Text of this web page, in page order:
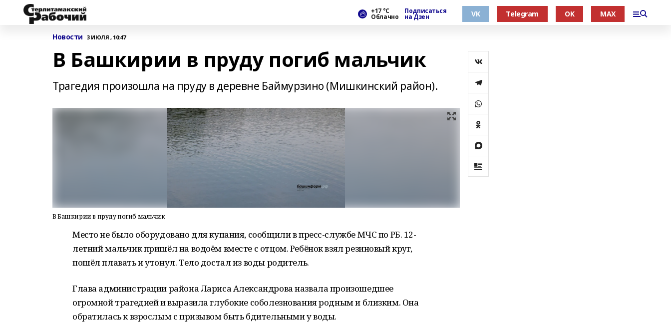
+17 °С
Облачно
Подписаться
на Дзен VK Telegram OK MAX
Новости 3 ИЮЛЯ , 10:47
В Башкирии в пруду погиб мальчик
Трагедия произошла на пруду в деревне Баймурзино (Мишкинский район).
В Башкирии в пруду погиб мальчик
Место не было оборудовано для купания, сообщили в пресс-службе МЧС по РБ. 12-
летний мальчик пришёл на водоём вместе с отцом. Ребёнок взял резиновый круг,
пошёл плавать и утонул. Тело достал из воды родитель.
Глава администрации района Лариса Александрова назвала произошедшее
огромной трагедией и выразила глубокие соболезнования родным и близким. Она
обратилась к взрослым с призывом быть бдительными у воды.